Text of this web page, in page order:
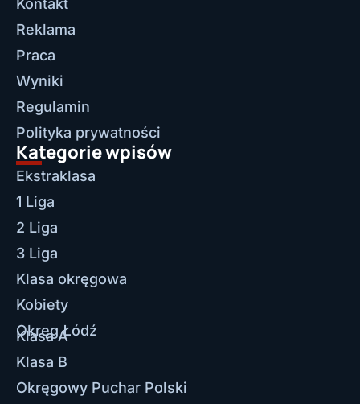
Kontakt
Reklama
Praca
Wyniki
Regulamin
Polityka prywatności
Kategorie wpisów
Ekstraklasa
1 Liga
2 Liga
3 Liga
Klasa okręgowa
Kobiety
Okręg Łódź
Klasa A
Klasa B
Okręgowy Puchar Polski